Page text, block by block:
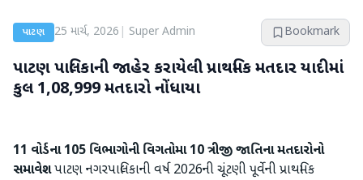
પાટણ 25 માર્ચ, 2026 Super Admin Bookmark
પાટણ પાલિકાની જાહેર કરાયેલી પ્રાથમિક મતદાર યાદીમાં
કુલ 1,08,999 મતદારો નોંધાયા
11 વોર્ડના 105 વિભાગોની વિગતોમા 10 ત્રીજી જાતિના મતદારોનો
સમાવેશપાટણ નગરપાલિકાની વર્ષ 2026ની ચૂંટણી પૂર્વેની પ્રાથમિક